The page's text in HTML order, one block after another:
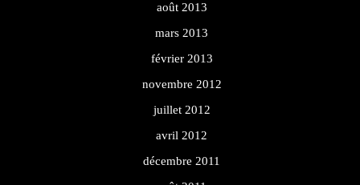
août 2013
mars 2013
février 2013
novembre 2012
juillet 2012
avril 2012
décembre 2011